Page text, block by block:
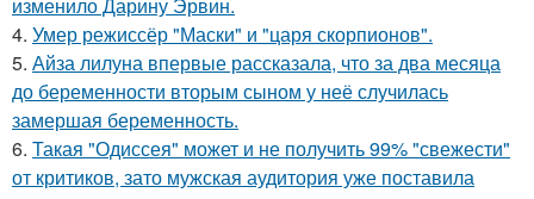
4. Умер режиссёр "Маски" и "царя скорпионов".
5. Айза лилуна впервые рассказала, что за два месяца
до беременности вторым сыном у неё случилась
замершая беременность.
6. Такая "Одиссея" может и не получить 99% "свежести"
от критиков, зато мужская аудитория уже поставила